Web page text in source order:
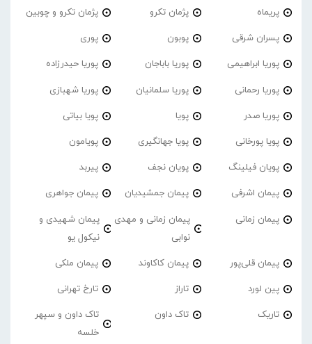
پریماه پژمان تکرو پژمان تکرو و چوبین
پسران شرقی پوبون پوری
پوریا ابراهیمی پوریا باباجان پوریا حیدرزاده
پوریا رحمانی پوریا سلمانیان پوریا شهبازی
پوریا صدر پویا پویا بیاتی
پویا پورخانی پویا جهانگیری پویامون
پویان فیلینگ پویان نجف پیربد
پیمان اشرفی پیمان جمشیدیان پیمان جواهری
پیمان زمانی
پیمان زمانی و مهدی
نوابی
پیمان شهیدی و
نیکول یو
پیمان قلی‌پور پیمان کاکاوند پیمان ملکی
پین لورد تاراز تارخ تهرانی
تاریک تاک داون
تاک داون و سپهر
خلسه